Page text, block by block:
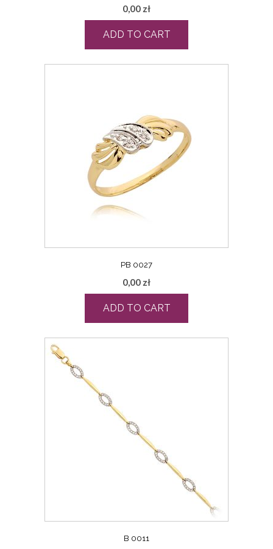
0,00 zł
ADD TO CART
PB 0027
0,00 zł
ADD TO CART
B 0011